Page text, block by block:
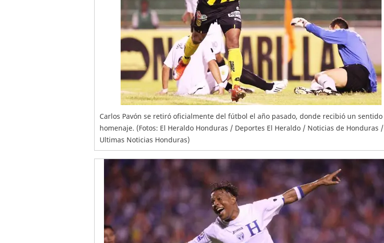
Carlos Pavón se retiró oficialmente del fútbol el año pasado, donde recibió un sentido
homenaje. (Fotos: El Heraldo Honduras / Deportes El Heraldo / Noticias de Honduras /
Ultimas Noticias Honduras)